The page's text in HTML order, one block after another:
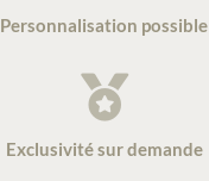
Personnalisation possible

Exclusivité sur demande